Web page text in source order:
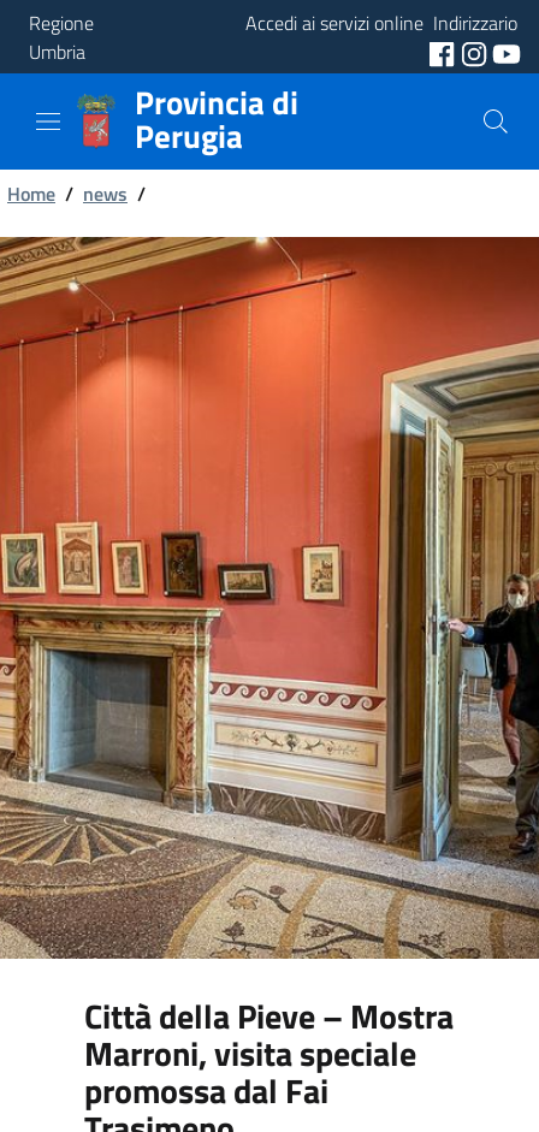
Regione
Umbria
Accedi ai servizi online Indirizzario
Provincia
Aree
Tematiche
Servizi
Provincia di
Perugia
Briciole
di
pane
Home / news /
Città della Pieve – Mostra
Marroni, visita speciale
promossa dal Fai